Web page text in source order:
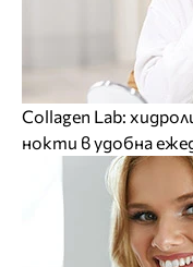
Collagen Lab:
нокти в удобна